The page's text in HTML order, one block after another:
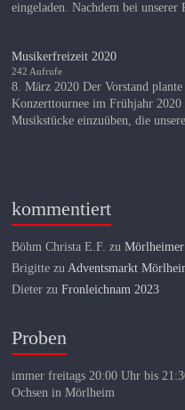
eingeladen. Nachdem bei unserer
Musikerfreizeit 2020
242 Aufrufe
8. März 2020 Der Vorstand
Konzerttournee im Frühjahr
Musikstücke einzuüben, die
kommentiert
Böhm Christa E.F. zu
Brigitte zuAdventsmarkt
Dieter zuFronleichnam 2023
Proben
immer freitags 20:00 Uhr bis
Ochsen in Mörlheim